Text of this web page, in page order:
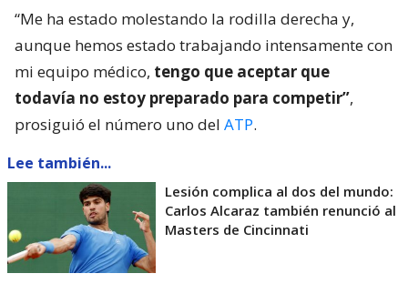
“Me ha estado molestando la rodilla derecha y,
aunque hemos estado trabajando intensamente con
mi equipo médico, tengo que aceptar que
todavía no estoy preparado para competir”,
prosiguió el número uno del ATP.
Lee también...
Lesión complica al dos del mundo:
Carlos Alcaraz también renunció al
Masters de Cincinnati